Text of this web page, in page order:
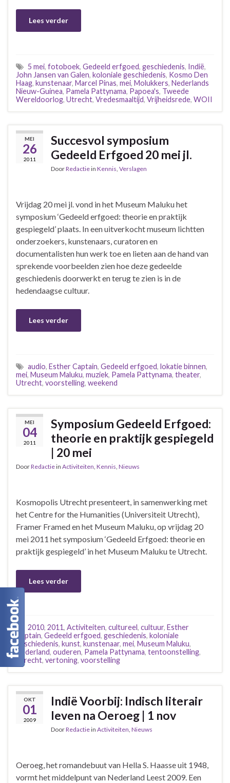
Lees verder
5 mei, fotoboek, Gedeeld erfgoed, geschiedenis, Indië,
John Jansen van Galen, koloniale geschiedenis, Kosmo Den
Haag, kunstenaar, Marcel Pinas, mei, Molukkers, Nederlands
Nieuw-Guinea, Pamela Pattynama, Papoea's, Tweede
Wereldoorlog, Utrecht, Vredesmaaltijd, Vrijheidsrede, WOII
MEI
26
2011
Succesvol symposium
Gedeeld Erfgoed 20 mei jl.
DoorRedactiein Kennis, Verslagen
Vrijdag 20 mei jl. vond in het Museum Maluku het
symposium ‘Gedeeld erfgoed: theorie en praktijk
gespiegeld’ plaats. In een uitverkocht museum lichtten
onderzoekers, kunstenaars, curatoren en
documentalisten hun werk toe en lieten aan de hand van
sprekende voorbeelden zien hoe deze gedeelde
geschiedenis doorwerkt en terug te zien is in de
hedendaagse cultuur.
Lees verder
audio, Esther Captain, Gedeeld erfgoed, lokatie binnen,
mei, Museum Maluku, muziek, Pamela Pattynama, theater,
Utrecht, voorstelling, weekend
MEI
04
2011
Symposium Gedeeld Erfgoed:
theorie en praktijk gespiegeld
| 20 mei
DoorRedactiein Activiteiten, Kennis, Nieuws
Kosmopolis Utrecht presenteert, in samenwerking met
het Centre for the Humanities (Universiteit Utrecht),
Framer Framed en het Museum Maluku, op vrijdag 20
mei 2011 het symposium ‘Gedeeld Erfgoed: theorie en
praktijk gespiegeld’ in het Museum Maluku te Utrecht.
Lees verder
2010, 2011, Activiteiten, cultureel, cultuur, Esther
Captain, Gedeeld erfgoed, geschiedenis, koloniale
geschiedenis, kunst, kunstenaar, mei, Museum Maluku,
Nederland, ouderen, Pamela Pattynama, tentoonstelling,
Utrecht, vertoning, voorstelling
OKT
01
2009
Indië Voorbij: Indisch literair
leven na Oeroeg | 1 nov
DoorRedactiein Activiteiten, Nieuws
Oeroeg, het romandebuut van Hella S. Haasse uit 1948,
vormt het middelpunt van Nederland Leest 2009. Een